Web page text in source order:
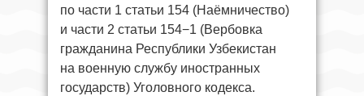
по части 1 статьи 154 (Наёмничество)
и части 2 статьи 154−1 (Вербовка
гражданина Республики Узбекистан
на военную службу иностранных
государств) Уголовного кодекса.